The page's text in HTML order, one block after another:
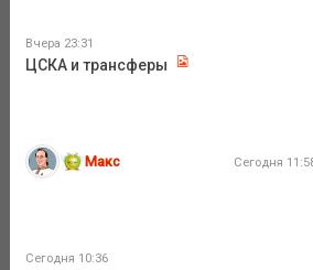
Вчера 23:31
ЦСКА и трансферы
Макс Сегодня
Сегодня 10:36